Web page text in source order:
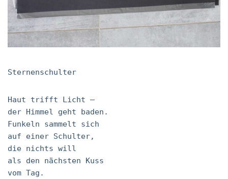
Sternenschulter
Haut trifft Licht –
der Himmel geht baden.
Funkeln sammelt sich
auf einer Schulter,
die nichts will
als den nächsten Kuss
vom Tag.